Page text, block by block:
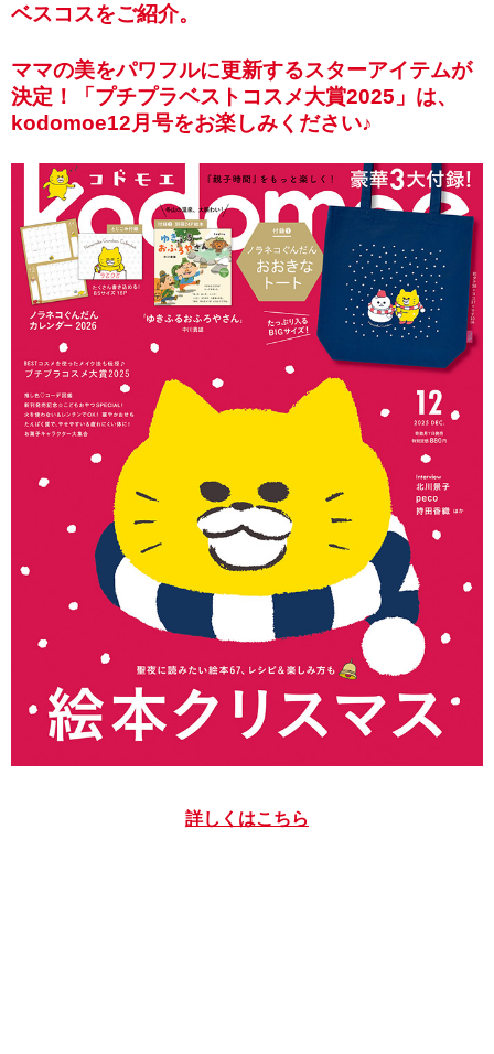
ベスコスをご紹介。
ママの美をパワフルに更新するスターアイテムが
決定！「プチプラベストコスメ大賞2025」は、
kodomoe12月号をお楽しみください♪
詳しくはこちら